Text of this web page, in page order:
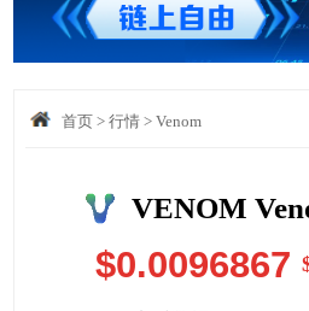
首页> 行情> Venom
VENOM
$0.0096867